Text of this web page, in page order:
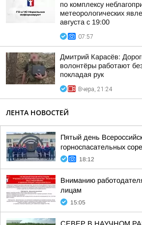
по комплексу
метеорологических
августа с 19:00
07:57
Дмитрий Карасёв:
волонтёры работают
покладая рук
Вчера, 21:24
ЛЕНТА НОВОСТЕЙ
Пятый день
горноспасательных
18:12
Вниманию
лицам
15:05